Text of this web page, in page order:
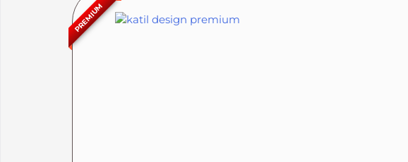
PREMIUM